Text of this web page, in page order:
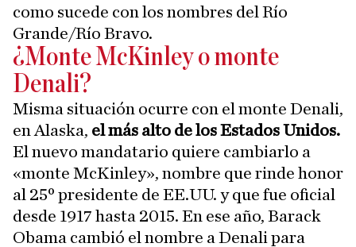
como sucede con los nombres del Río
Grande/Río Bravo.
¿Monte McKinley o monte
Denali?
Misma situación ocurre con el monte Denali,
en Alaska, elmás alto de los Estados Unidos.
El nuevo mandatario quiere cambiarlo a
«monte McKinley», nombre que rinde honor
al 25º presidente de EE.UU. y que fue oficial
desde 1917 hasta 2015. En ese año, Barack
Obama cambió el nombre a Denali para